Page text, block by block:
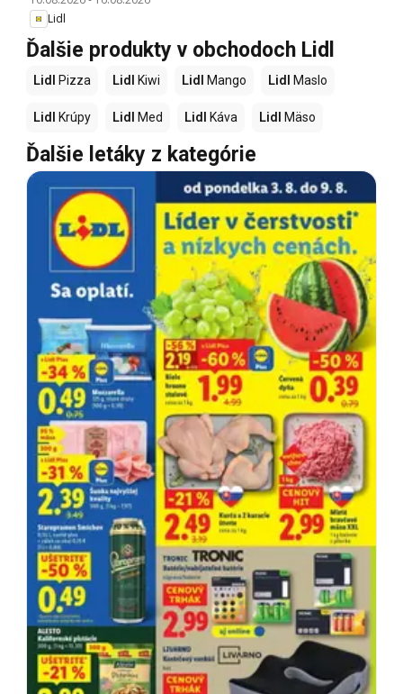
Lidl
Ďalšie produkty v obchodoch Lidl
Lidl Pizza Lidl Kiwi Lidl Mango Lidl Maslo
Lidl Krúpy Lidl Med Lidl Káva Lidl Mäso
Ďalšie letáky z kategórie